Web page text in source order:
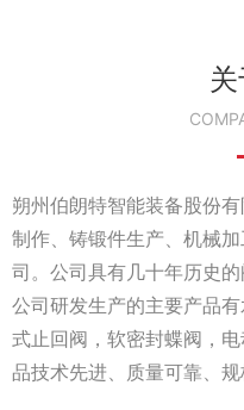
朔州伯朗特智能装备股份
制作、铸锻件生产、机械
司。公司具有几十年历史
公司研发生产的主要产品
式止回阀，软密封蝶阀，
品技术先进、质量可靠、规